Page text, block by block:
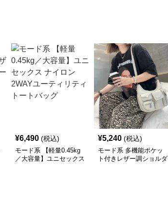
¥6,490 (税込)
モード系 【軽量0.45kg
／大容量】ユニセックス
¥5,240 (税込)
モード系 多機能ポケッ
ト付きレザー調ショルダ